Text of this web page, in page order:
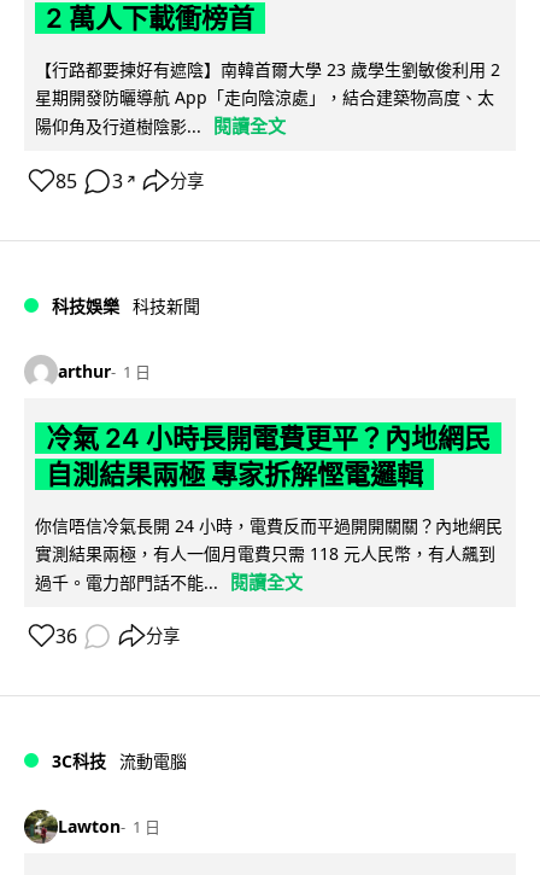
2 萬人下載衝榜首
【行路都要揀好有遮陰】南韓首爾大學 23 歲學生劉敏俊利用 2
星期開發防曬導航 App「走向陰涼處」，結合建築物高度、太
陽仰角及行道樹陰影...
閱讀全文
85 3 ↗ 分享
科技娛樂 科技新聞
arthur 1 日
冷氣 24 小時長開電費更平？內地網民
自測結果兩極 專家拆解慳電邏輯
你信唔信冷氣長開 24 小時，電費反而平過開開關關？內地網民
實測結果兩極，有人一個月電費只需 118 元人民幣，有人飆到
過千。電力部門話不能...
閱讀全文
36 分享
3C科技 流動電腦
Lawton 1 日